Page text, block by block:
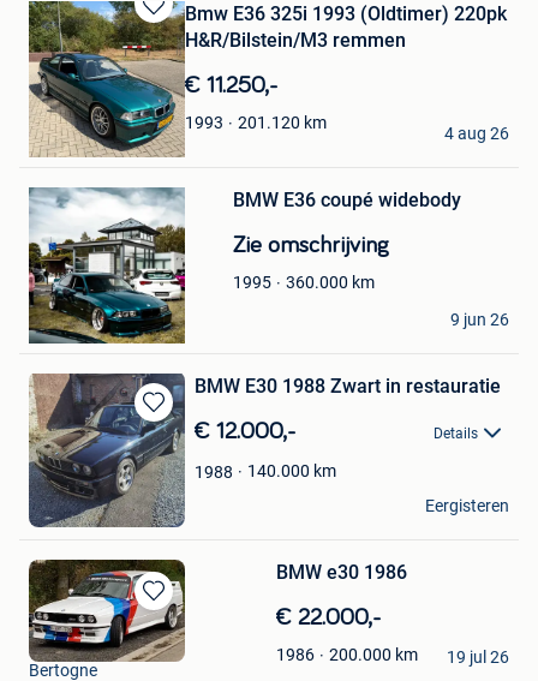
Bewaren
in
Mijn
Favorieten
Bmw E36 325i 1993 (Oldtimer) 220pk
H&R/Bilstein/M3 remmen
€ 11.250,-
1993 201.120 km
marco
Antwerpen
4 aug 26
in
Mijn
Favorieten
BMW E36 coupé widebody
Zie omschrijving
1995 360.000 km
gabriel
Comines
9 jun 26
Bewaren
in
Mijn
Favorieten
BMW E30 1988 Zwart in restauratie
€ 12.000,- Details
1988 140.000 km
michael
Tournai
Eergisteren
Bewaren
in
Mijn
BMW e30 1986
€ 22.000,-
1986 200.000 km
BMwPoWer
Bertogne
19 jul 26